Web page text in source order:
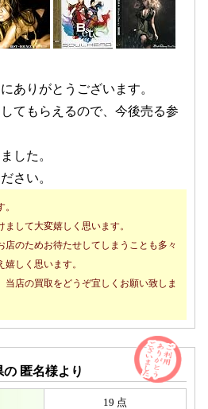
ありがとうございます。
てもらえるので、今後売る参
した。
さい。
して大変嬉しく思います。
店のためお待たせしてしまうことも多々
しく思います。
当店の買取をどうぞ宜しくお願い致しま
の 匿名様より
19 点